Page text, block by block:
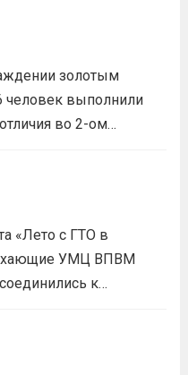
среди
направлен на
комплекса
золотым
человек выполнили
во 2-ом
свои силы в
«Лето с ГТО в
УМЦ ВПВМ
к
проверкой